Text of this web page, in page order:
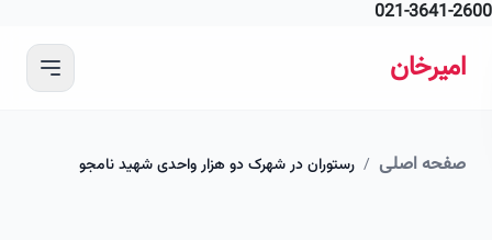
021-
اصلی / رستوران در شهرک دو هزار واحدی شهید نامجو